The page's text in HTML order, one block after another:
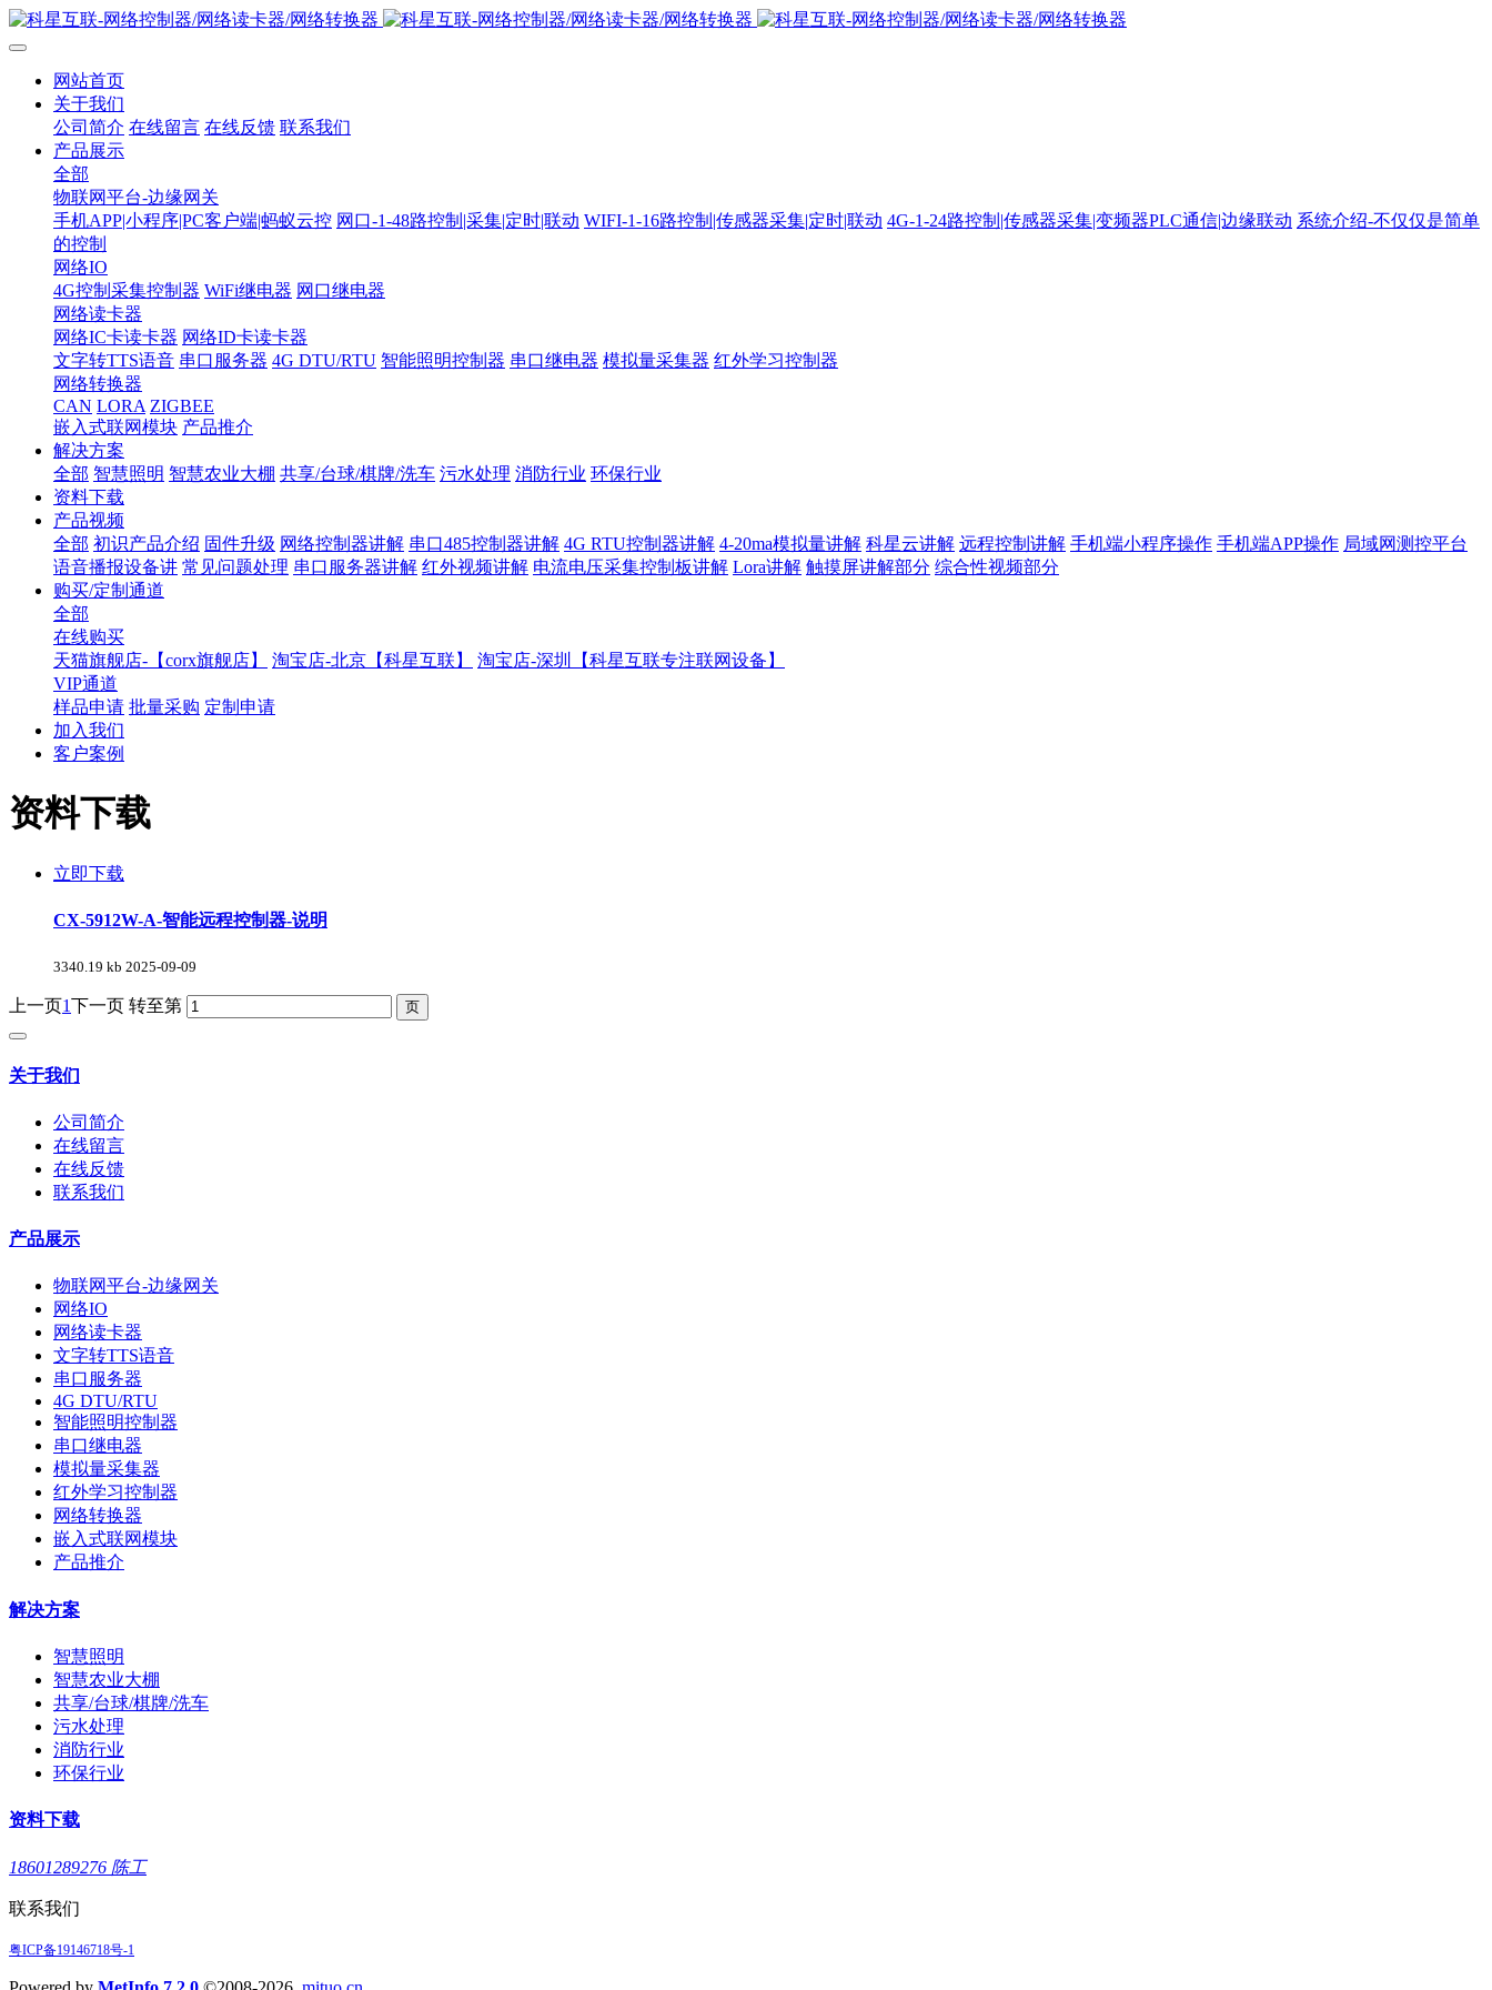
网站首页
关于我们
公司简介 在线留言 在线反馈 联系我们
产品展示
全部
物联网平台-边缘网关
手机APP|小程序|PC客户端|蚂蚁云控 网口-1-48路控制|采集|定时|联动 WIFI-1-16路控制|传感器采集|定时|联动 4G-1-24路控制|传感器采集|变频器PLC通信|边缘联动 系统介绍-不仅仅是简单
的控制
网络IO
4G控制采集控制器 WiFi继电器 网口继电器
网络读卡器
网络IC卡读卡器 网络ID卡读卡器
文字转TTS语音 串口服务器 4G DTU/RTU 智能照明控制器 串口继电器 模拟量采集器 红外学习控制器
网络转换器
CAN LORA ZIGBEE
嵌入式联网模块 产品推介
解决方案
全部 智慧照明 智慧农业大棚 共享/台球/棋牌/洗车 污水处理 消防行业 环保行业
资料下载
产品视频
全部 初识产品介绍 固件升级 网络控制器讲解 串口485控制器讲解 4G RTU控制器讲解 4-20ma模拟量讲解 科星云讲解 远程控制讲解 手机端小程序操作 手机端APP操作 局域网测控平台
语音播报设备讲 常见问题处理 串口服务器讲解 红外视频讲解 电流电压采集控制板讲解 Lora讲解 触摸屏讲解部分 综合性视频部分
购买/定制通道
全部
在线购买
天猫旗舰店-【corx旗舰店】
淘宝店-北京【科星互联】
淘宝店-深圳【科星互联专注联网设备】
VIP通道
样品申请 批量采购 定制申请
加入我们
客户案例
资料下载
立即下载
CX-5912W-A-智能远程控制器-说明
3340.19 kb 2025-09-09
上一页1下一页 转至第
关于我们
公司简介
在线留言
在线反馈
联系我们
产品展示
物联网平台-边缘网关
网络IO
网络读卡器
文字转TTS语音
串口服务器
4G DTU/RTU
智能照明控制器
串口继电器
模拟量采集器
红外学习控制器
网络转换器
嵌入式联网模块
产品推介
解决方案
智慧照明
智慧农业大棚
共享/台球/棋牌/洗车
污水处理
消防行业
环保行业
资料下载
18601289276 陈工
联系我们
粤ICP备19146718号-1